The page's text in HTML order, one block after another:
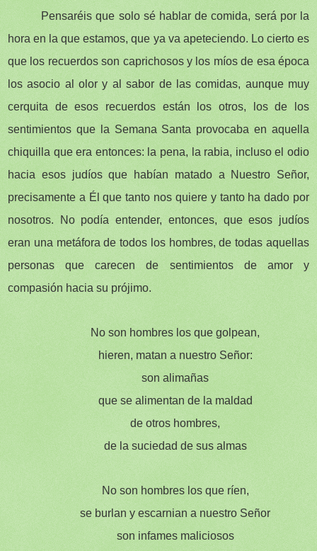
Pensaréis que solo sé hablar de comida, será por la
hora en la que estamos, que ya va apeteciendo. Lo cierto es
que los recuerdos son caprichosos y los míos de esa época
los asocio al olor y al sabor de las comidas, aunque muy
cerquita de esos recuerdos están los otros, los de los
sentimientos que la Semana Santa provocaba en aquella
chiquilla que era entonces: la pena, la rabia, incluso el odio
hacia esos judíos que habían matado a Nuestro Señor,
precisamente a Él que tanto nos quiere y tanto ha dado por
nosotros. No podía entender, entonces, que esos judíos
eran una metáfora de todos los hombres, de todas aquellas
personas que carecen de sentimientos de amor y
compasión hacia su prójimo.
No son hombres los que golpean,
hieren, matan a nuestro Señor:
son alimañas
que se alimentan de la maldad
de otros hombres,
de la suciedad de sus almas
No son hombres los que ríen,
se burlan y escarnian a nuestro Señor
son infames maliciosos